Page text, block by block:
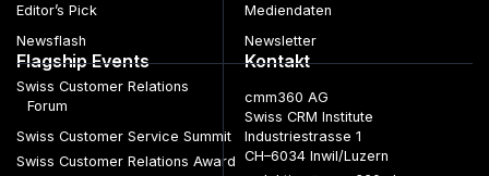
Editor’s Pick
Newsflash
Mediendaten
Newsletter
Flagship Events
Swiss Customer Relations
Forum
Swiss Customer Service Summit
Swiss Customer Relations Award
Kontakt
cmm360 AG
Swiss CRM Institute
Industriestrasse 1
CH–6034 Inwil/Luzern